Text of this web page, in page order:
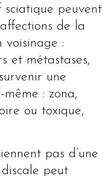
peuvent
de la
voisinage :
et métastases,
une
: zona,
ou toxique,
pas d’une
peut